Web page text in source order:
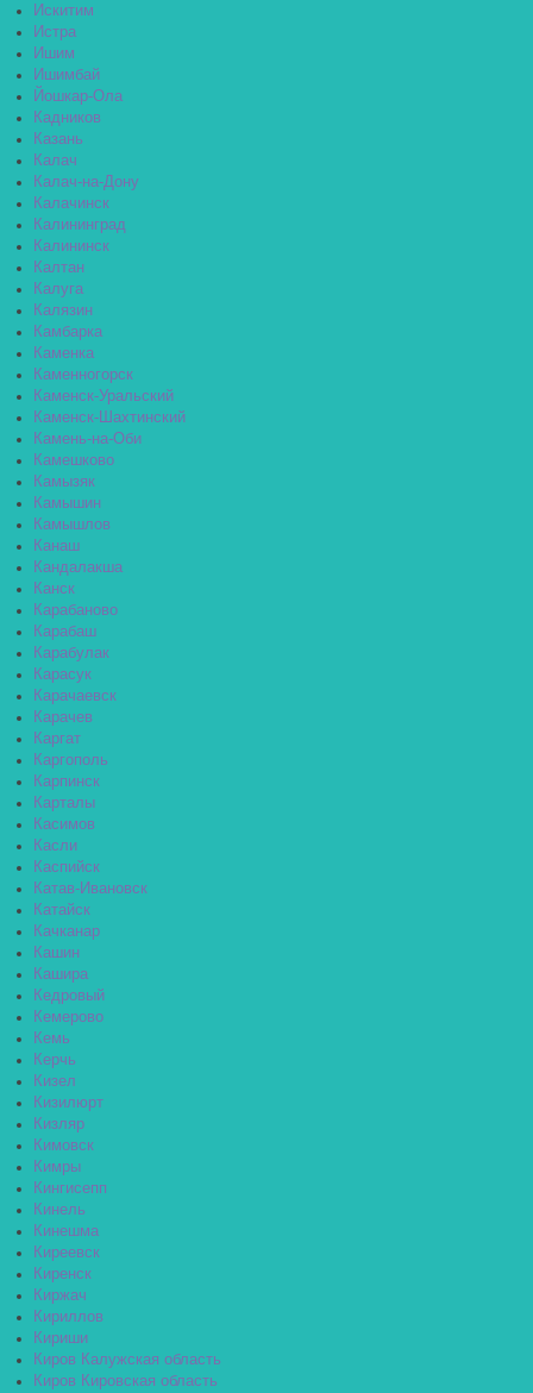
Искитим
Истра
Ишим
Ишимбай
Йошкар-Ола
Кадников
Казань
Калач
Калач-на-Дону
Калачинск
Калининград
Калининск
Калтан
Калуга
Калязин
Камбарка
Каменка
Каменногорск
Каменск-Уральский
Каменск-Шахтинский
Камень-на-Оби
Камешково
Камызяк
Камышин
Камышлов
Канаш
Кандалакша
Канск
Карабаново
Карабаш
Карабулак
Карасук
Карачаевск
Карачев
Каргат
Каргополь
Карпинск
Карталы
Касимов
Касли
Каспийск
Катав-Ивановск
Катайск
Качканар
Кашин
Кашира
Кедровый
Кемерово
Кемь
Керчь
Кизел
Кизилюрт
Кизляр
Кимовск
Кимры
Кингисепп
Кинель
Кинешма
Киреевск
Киренск
Киржач
Кириллов
Кириши
Киров Калужская область
Киров Кировская область